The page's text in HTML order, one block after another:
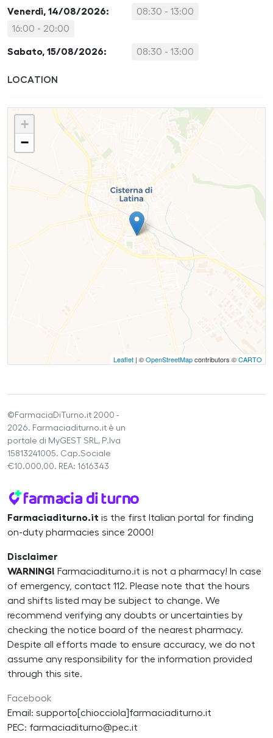
Venerdì, 14/08/2026:
08:30 - 13:00
16:00 - 20:00
Sabato, 15/08/2026: 08:30 - 13:00
LOCATION
+
−
Leaflet | ©OpenStreetMapcontributors ©CARTO
©FarmaciaDiTurno.it 2000 -
2026. Farmaciaditurno.it è un
portale di MyGEST SRL, P.Iva
15813241005. Cap.Sociale
€10.000,00. REA: 1616343
Farmaciaditurno.it is the first Italian portal for finding
on-duty pharmacies since 2000!
Disclaimer
WARNING! Farmaciaditurno.it is not a pharmacy! In case
of emergency, contact 112. Please note that the hours
and shifts listed may be subject to change. We
recommend verifying any doubts or uncertainties by
checking the notice board of the nearest pharmacy.
Despite all efforts made to ensure accuracy, we do not
assume any responsibility for the information provided
through this site.
Facebook
Email: supporto[chiocciola]farmaciaditurno.it
PEC: farmaciaditurno@pec.it